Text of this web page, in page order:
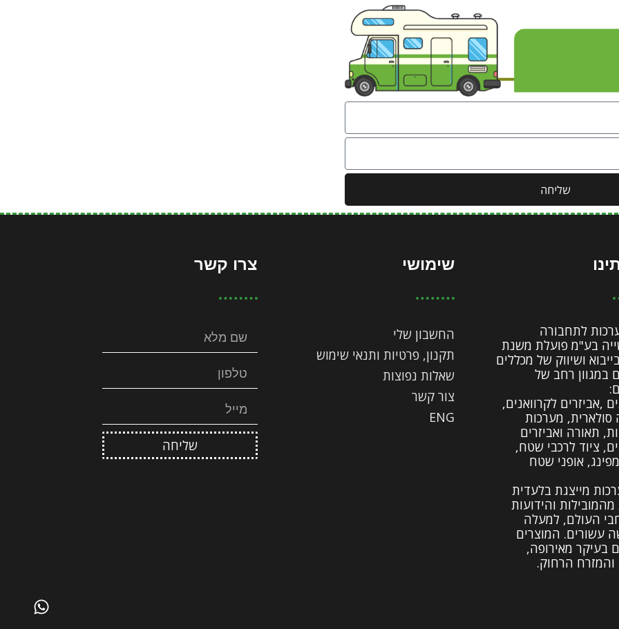
שליחה
לתחבורה
בע"מ פועלת משנת
1986 בייבוא ושיווק של מכללים
במגוון רחב של
,אביזרים לקרוואנים,
סולארית, מערכות
תאורה ואביזרים
ציוד לרכבי שטח,
אופני שטח
מייצגת בלעדית
והידועות
העולם, למעלה
עשורים. המוצרים
בעיקר מאירופה,
הרחוק.
שימושי
החשבון שלי
תקנון, פרטיות ותנאי שימוש
שאלות נפוצות
צור קשר
ENG
צרו קשר
שליחה